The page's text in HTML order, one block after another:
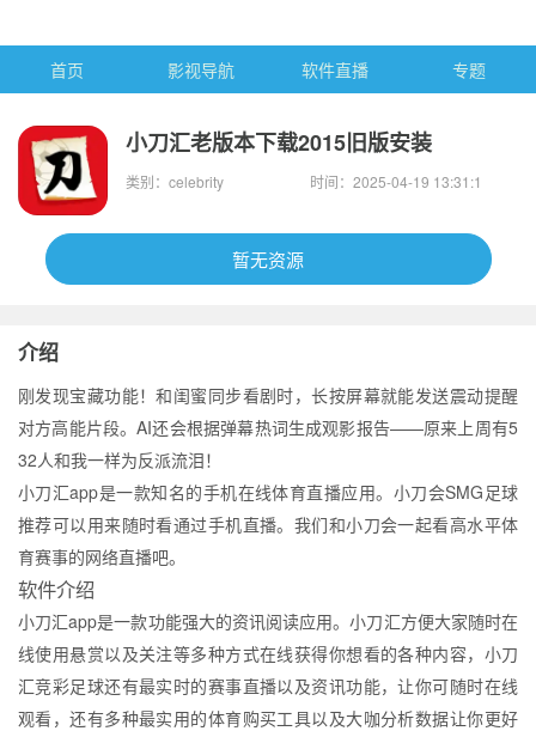
首页 影视导航 软件直播 专题
小刀汇老版本下载2015旧版安装
类别：celebrity
时间：2025-04-19 13:31:1
暂无资源
介绍
刚发现宝藏功能！和闺蜜同步看剧时，长按屏幕就能发送震动提醒
对方高能片段。AI还会根据弹幕热词生成观影报告——原来上周有5
32人和我一样为反派流泪！
小刀汇app是一款知名的手机在线体育直播应用。小刀会SMG足球
推荐可以用来随时看通过手机直播。我们和小刀会一起看高水平体
育赛事的网络直播吧。
软件介绍
小刀汇app是一款功能强大的资讯阅读应用。小刀汇方便大家随时在
线使用悬赏以及关注等多种方式在线获得你想看的各种内容，小刀
汇竞彩足球还有最实时的赛事直播以及资讯功能，让你可随时在线
观看，还有多种最实用的体育购买工具以及大咖分析数据让你更好